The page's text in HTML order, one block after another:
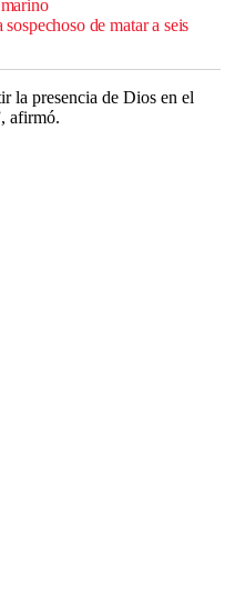
de matar a seis
la presencia de Dios en el
afirmó.